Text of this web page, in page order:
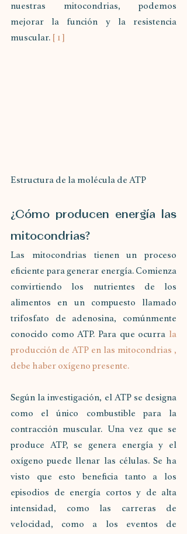
nuestras mitocondrias, podemos
mejorar la función y la resistencia
muscular. [ 1 ]
Estructura de la molécula de ATP
¿Cómo producen energía las
mitocondrias?
Las mitocondrias tienen un proceso
eficiente para generar energía. Comienza
convirtiendo los nutrientes de los
alimentos en un compuesto llamado
trifosfato de adenosina, comúnmente
conocido como ATP. Para que ocurra la
producción de ATP en las mitocondrias ,
debe haber oxígeno presente.
Según la investigación, el ATP se designa
como el único combustible para la
contracción muscular. Una vez que se
produce ATP, se genera energía y el
oxígeno puede llenar las células. Se ha
visto que esto beneficia tanto a los
episodios de energía cortos y de alta
intensidad, como las carreras de
velocidad, como a los eventos de